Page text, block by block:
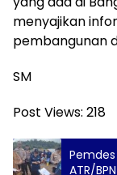
menyajikan
pembangunan
SM
Post Views: 218
ATR/